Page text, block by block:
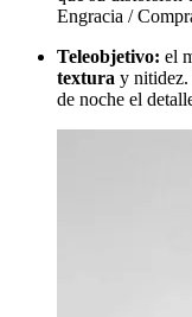
Engracia /
Teleobjetivo: el
textura y nitidez.
de noche el